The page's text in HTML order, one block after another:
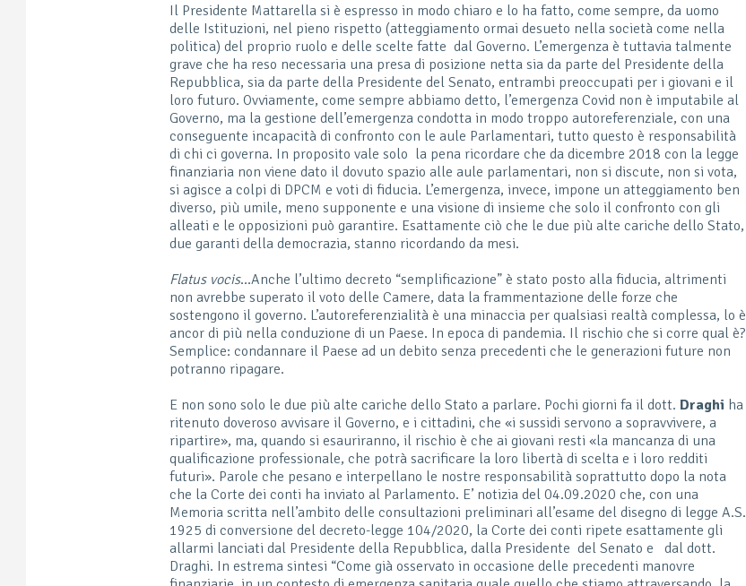
Il Presidente Mattarella si è espresso in modo chiaro e lo ha fatto, come sempre, da uomo
delle Istituzioni, nel pieno rispetto (atteggiamento ormai desueto nella società come nella
politica) del proprio ruolo e delle scelte fatte dal Governo. L’emergenza è tuttavia talmente
grave che ha reso necessaria una presa di posizione netta sia da parte del Presidente della
Repubblica, sia da parte della Presidente del Senato, entrambi preoccupati per i giovani e il
loro futuro. Ovviamente, come sempre abbiamo detto, l’emergenza Covid non è imputabile al
Governo, ma la gestione dell’emergenza condotta in modo troppo autoreferenziale, con una
conseguente incapacità di confronto con le aule Parlamentari, tutto questo è responsabilità
di chi ci governa. In proposito vale solo la pena ricordare che da dicembre 2018 con la legge
finanziaria non viene dato il dovuto spazio alle aule parlamentari, non si discute, non si vota,
si agisce a colpi di DPCM e voti di fiducia. L’emergenza, invece, impone un atteggiamento ben
diverso, più umile, meno supponente e una visione di insieme che solo il confronto con gli
alleati e le opposizioni può garantire. Esattamente ciò che le due più alte cariche dello Stato,
due garanti della democrazia, stanno ricordando da mesi.
Flatus vocis…Anche l’ultimo decreto “semplificazione” è stato posto alla fiducia, altrimenti
non avrebbe superato il voto delle Camere, data la frammentazione delle forze che
sostengono il governo. L’autoreferenzialità è una minaccia per qualsiasi realtà complessa, lo è
ancor di più nella conduzione di un Paese. In epoca di pandemia. Il rischio che si corre qual è?
Semplice: condannare il Paese ad un debito senza precedenti che le generazioni future non
potranno ripagare.
E non sono solo le due più alte cariche dello Stato a parlare. Pochi giorni fa il dott. Draghi ha
ritenuto doveroso avvisare il Governo, e i cittadini, che «i sussidi servono a sopravvivere, a
ripartire», ma, quando si esauriranno, il rischio è che ai giovani resti «la mancanza di una
qualificazione professionale, che potrà sacrificare la loro libertà di scelta e i loro redditi
futuri». Parole che pesano e interpellano le nostre responsabilità soprattutto dopo la nota
che la Corte dei conti ha inviato al Parlamento. E’ notizia del 04.09.2020 che, con una
Memoria scritta nell’ambito delle consultazioni preliminari all’esame del disegno di legge A.S.
1925 di conversione del decreto-legge 104/2020, la Corte dei conti ripete esattamente gli
allarmi lanciati dal Presidente della Repubblica, dalla Presidente del Senato e dal dott.
Draghi. In estrema sintesi “Come già osservato in occasione delle precedenti manovre